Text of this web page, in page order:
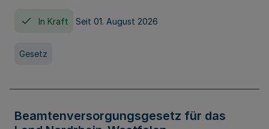
In Kraft Seit 01. August 2026
Gesetz
Beamtenversorgungsgesetz für das